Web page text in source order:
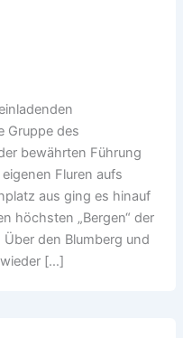
Gruppe des
bewährten Führung
Fluren aufs
aus ging es hinauf
höchsten „Bergen“ der
den Blumberg und
[…]